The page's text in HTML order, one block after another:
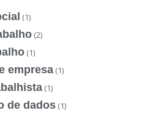
(1)
(2)
(1)
empresa (1)
(1)
de dados (1)